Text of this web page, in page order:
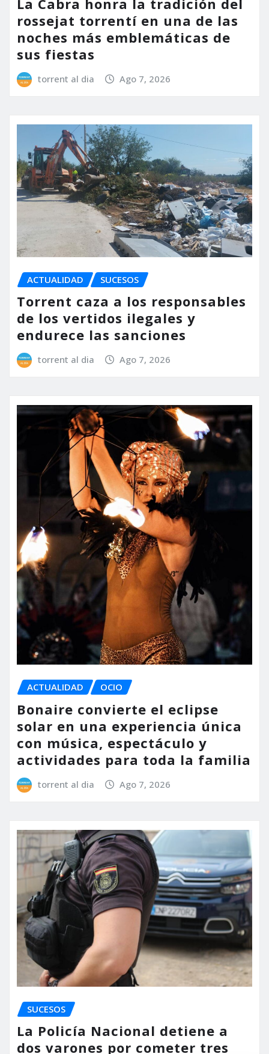
La Cabra honra la tradición del
rossejat torrentí en una de las
noches más emblemáticas de
sus fiestas
torrent al dia Ago 7, 2026
ACTUALIDAD SUCESOS
Torrent caza a los responsables
de los vertidos ilegales y
endurece las sanciones
torrent al dia Ago 7, 2026
ACTUALIDAD OCIO
Bonaire convierte el eclipse
solar en una experiencia única
con música, espectáculo y
actividades para toda la familia
torrent al dia Ago 7, 2026
SUCESOS
La Policía Nacional detiene a
dos varones por cometer tres